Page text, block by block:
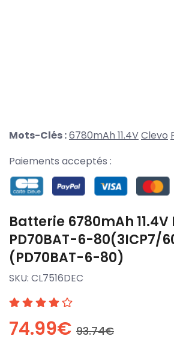
Mots-Clés :6780mAh 11.4VClevo
Paiements acceptés :
Batterie 6780mAh
PD70BAT-6-80(3ICP7/
(PD70BAT-6-80)
SKU: CL7516DEC
74.99€ 93.74€